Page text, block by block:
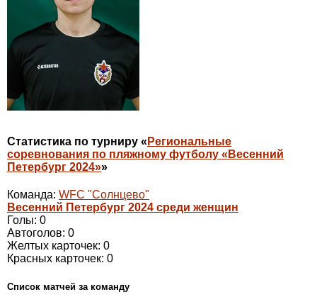
Статистика по турниру « Региональные
соревнования по пляжному футболу «Весенний
Петербург 2024»»
Команда: WFC "Солнцево"
Весенний Петербург 2024 среди женщин
Голы: 0
Автоголов: 0
Желтых карточек: 0
Красных карточек: 0
Cписок матчей за команду